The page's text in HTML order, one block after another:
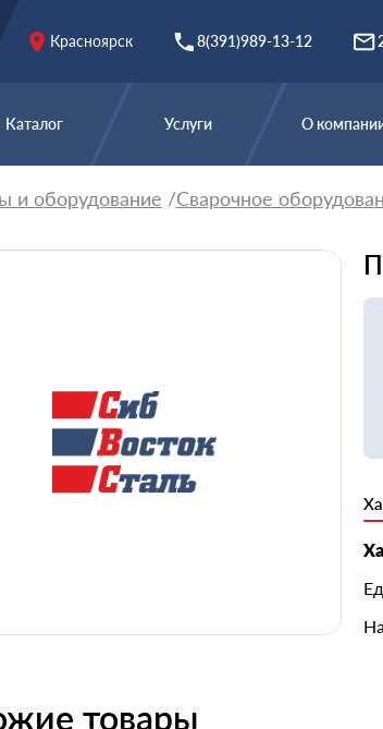
Красноярск 8(391)989-13-12
Каталог Услуги О
и оборудование Сварочное
товары